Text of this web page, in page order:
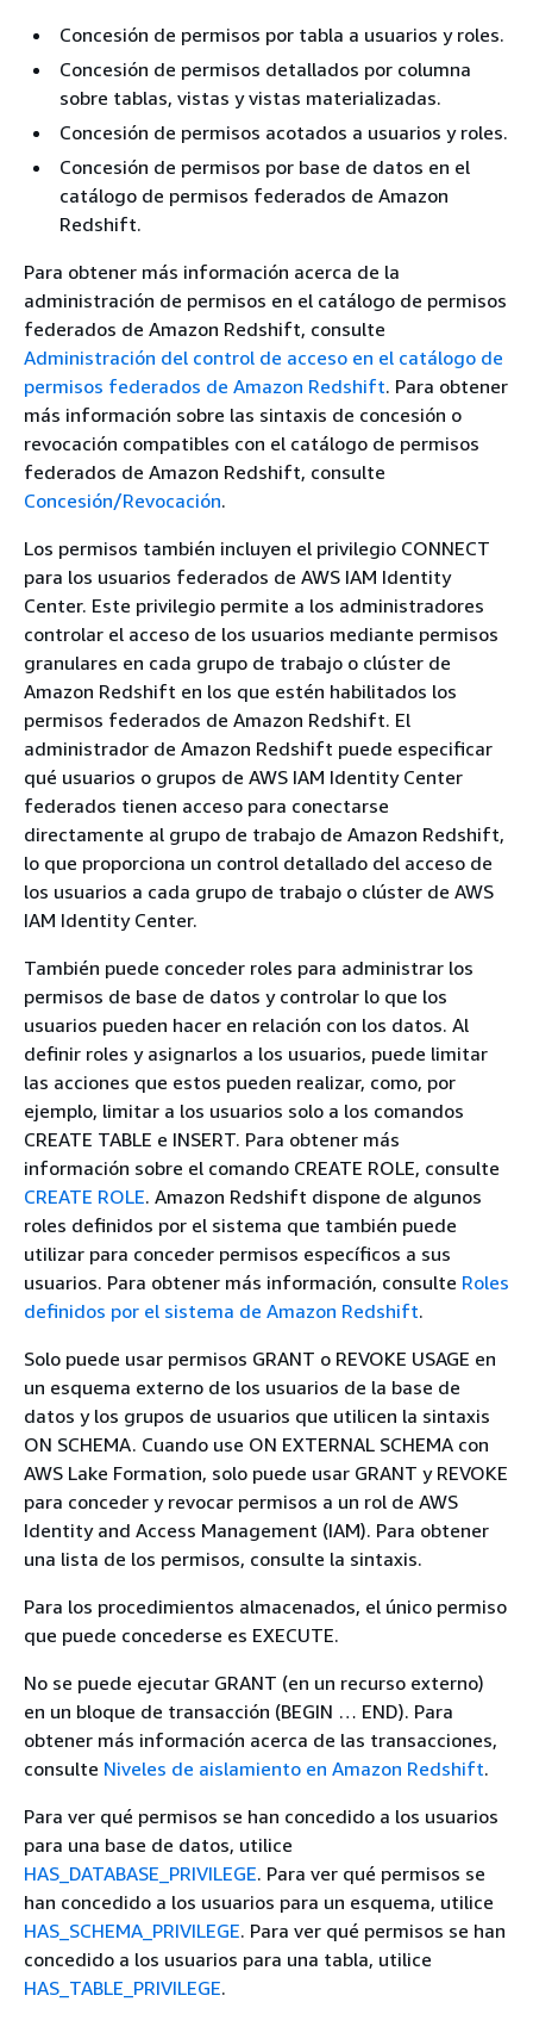
Concesión de permisos por tabla a usuarios y roles.
Concesión de permisos detallados por columna
sobre tablas, vistas y vistas materializadas.
Concesión de permisos acotados a usuarios y roles.
Concesión de permisos por base de datos en el
catálogo de permisos federados de Amazon
Redshift.
Para obtener más información acerca de la
administración de permisos en el catálogo de permisos
federados de Amazon Redshift, consulte
Administración del control de acceso en el catálogo de
permisos federados de Amazon Redshift. Para obtener
más información sobre las sintaxis de concesión o
revocación compatibles con el catálogo de permisos
federados de Amazon Redshift, consulte
Concesión/Revocación.
Los permisos también incluyen el privilegio CONNECT
para los usuarios federados de AWS IAM Identity
Center. Este privilegio permite a los administradores
controlar el acceso de los usuarios mediante permisos
granulares en cada grupo de trabajo o clúster de
Amazon Redshift en los que estén habilitados los
permisos federados de Amazon Redshift. El
administrador de Amazon Redshift puede especificar
qué usuarios o grupos de AWS IAM Identity Center
federados tienen acceso para conectarse
directamente al grupo de trabajo de Amazon Redshift,
lo que proporciona un control detallado del acceso de
los usuarios a cada grupo de trabajo o clúster de AWS
IAM Identity Center.
También puede conceder roles para administrar los
permisos de base de datos y controlar lo que los
usuarios pueden hacer en relación con los datos. Al
definir roles y asignarlos a los usuarios, puede limitar
las acciones que estos pueden realizar, como, por
ejemplo, limitar a los usuarios solo a los comandos
CREATE TABLE e INSERT. Para obtener más
información sobre el comando CREATE ROLE, consulte
CREATE ROLE. Amazon Redshift dispone de algunos
roles definidos por el sistema que también puede
utilizar para conceder permisos específicos a sus
usuarios. Para obtener más información, consulte Roles
definidos por el sistema de Amazon Redshift.
Solo puede usar permisos GRANT o REVOKE USAGE en
un esquema externo de los usuarios de la base de
datos y los grupos de usuarios que utilicen la sintaxis
ON SCHEMA. Cuando use ON EXTERNAL SCHEMA con
AWS Lake Formation, solo puede usar GRANT y REVOKE
para conceder y revocar permisos a un rol de AWS
Identity and Access Management (IAM). Para obtener
una lista de los permisos, consulte la sintaxis.
Para los procedimientos almacenados, el único permiso
que puede concederse es EXECUTE.
No se puede ejecutar GRANT (en un recurso externo)
en un bloque de transacción (BEGIN … END). Para
obtener más información acerca de las transacciones,
consulte Niveles de aislamiento en Amazon Redshift.
Para ver qué permisos se han concedido a los usuarios
para una base de datos, utilice
HAS_DATABASE_PRIVILEGE. Para ver qué permisos se
han concedido a los usuarios para un esquema, utilice
HAS_SCHEMA_PRIVILEGE. Para ver qué permisos se han
concedido a los usuarios para una tabla, utilice
HAS_TABLE_PRIVILEGE.